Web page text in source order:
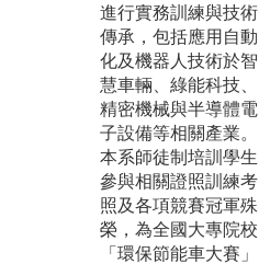
進行實務訓練與技術
傳承，包括應用自動
化及機器人技術於智
慧車輛、綠能科技、
精密機械與半導體電
子設備等相關產業。
本系師徒制培訓學生
參與相關證照訓練考
照及各項競賽冠軍殊
榮，為全國大專院校
「環保節能車大賽」